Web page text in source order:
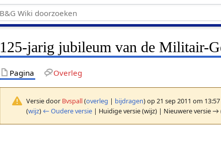
125-jarig jubileum van de Militair-
Pagina Overleg
Versie door Bvspall(overleg | bijdragen)op 21 sep 2011 om 13:57
(wijz) ← Oudere versie | Huidige versie (wijz) | Nieuwere versie →